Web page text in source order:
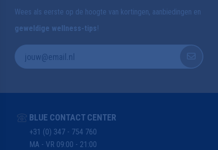
Wees als eerste op de hoogte van kortingen, aanbiedingen en
geweldige wellness-tips!
BLUE CONTACT CENTER
+31 (0) 347 - 754 760
MA - VR 09:00 - 21:00